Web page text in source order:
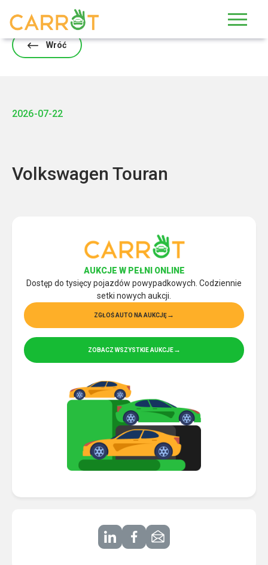
Wróć
2026-07-22
Volkswagen Touran
AUKCJE W PEŁNI ONLINE
Dostęp do tysięcy pojazdów powypadkowych. Codziennie
setki nowych aukcji.
ZGŁOŚ AUTO NA AUKCJĘ
ZOBACZ WSZYSTKIE AUKCJE